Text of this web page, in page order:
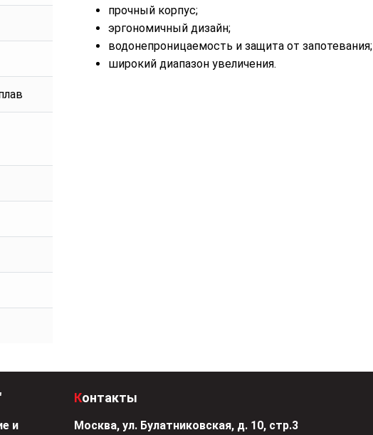
прочный корпус;
эргономичный дизайн;
водонепроницаемость и защита от запотевания;
широкий диапазон увеличения.
и
Контакты
Москва, ул. Булатниковская, д. 10, стр.3